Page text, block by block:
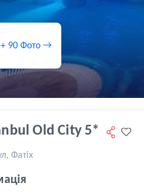
+ 90 Фото →
Old City 5*
Фатіх